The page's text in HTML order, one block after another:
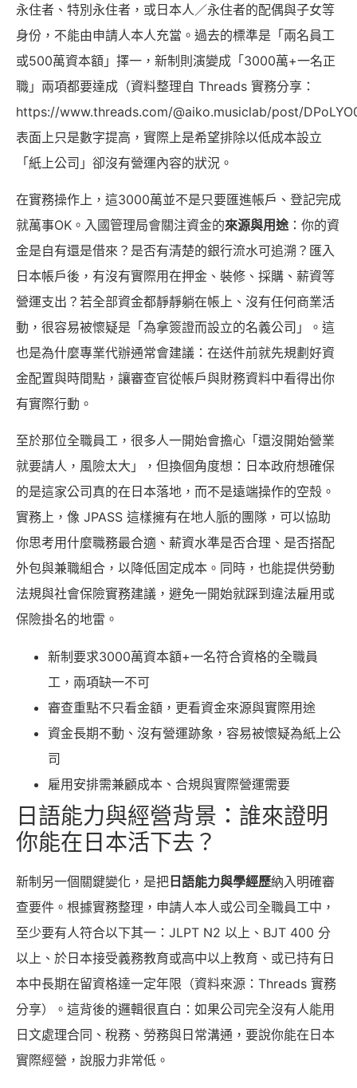
永住者、特別永住者，或日本人／永住者的配偶與子女等
身份，不能由申請人本人充當。過去的標準是「兩名員工
或500萬資本額」擇一，新制則演變成「3000萬+一名正
職」兩項都要達成（資料整理自 Threads 實務分享：
https://www.threads.com/@aiko.musiclab/post/
表面上只是數字提高，實際上是希望排除以低成本設立
「紙上公司」卻沒有營運內容的狀況。
在實務操作上，這3000萬並不是只要匯進帳戶、登記完成
就萬事OK。入國管理局會關注資金的來源與用途：你的資
金是自有還是借來？是否有清楚的銀行流水可追溯？匯入
日本帳戶後，有沒有實際用在押金、裝修、採購、薪資等
營運支出？若全部資金都靜靜躺在帳上、沒有任何商業活
動，很容易被懷疑是「為拿簽證而設立的名義公司」。這
也是為什麼專業代辦通常會建議：在送件前就先規劃好資
金配置與時間點，讓審查官從帳戶與財務資料中看得出你
有實際行動。
至於那位全職員工，很多人一開始會擔心「還沒開始營業
就要請人，風險太大」，但換個角度想：日本政府想確保
的是這家公司真的在日本落地，而不是遠端操作的空殼。
實務上，像 JPASS 這樣擁有在地人脈的團隊，可以協助
你思考用什麼職務最合適、薪資水準是否合理、是否搭配
外包與兼職組合，以降低固定成本。同時，也能提供勞動
法規與社會保險實務建議，避免一開始就踩到違法雇用或
保險掛名的地雷。
新制要求3000萬資本額+一名符合資格的全職員
工，兩項缺一不可
審查重點不只看金額，更看資金來源與實際用途
資金長期不動、沒有營運跡象，容易被懷疑為紙上公
司
雇用安排需兼顧成本、合規與實際營運需要
日語能力與經營背景：誰來證明
你能在日本活下去？
新制另一個關鍵變化，是把日語能力與學經歷納入明確審
查要件。根據實務整理，申請人本人或公司全職員工中，
至少要有人符合以下其一：JLPT N2 以上、BJT 400 分
以上、於日本接受義務教育或高中以上教育、或已持有日
本中長期在留資格達一定年限（資料來源：Threads 實務
分享）。這背後的邏輯很直白：如果公司完全沒有人能用
日文處理合同、稅務、勞務與日常溝通，要說你能在日本
實際經營，說服力非常低。